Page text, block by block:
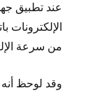
عند تطبيق
من سرعة